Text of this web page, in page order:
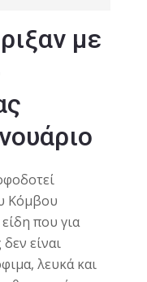
με
Κόμβου
που για
είναι
λευκά και